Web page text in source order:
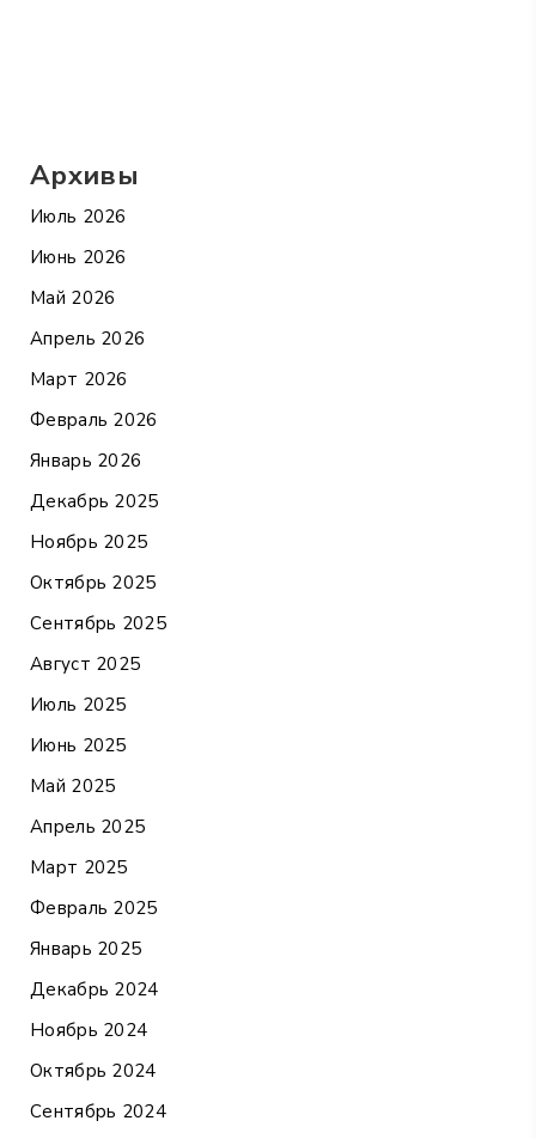
Архивы
Июль 2026
Июнь 2026
Май 2026
Апрель 2026
Март 2026
Февраль 2026
Январь 2026
Декабрь 2025
Ноябрь 2025
Октябрь 2025
Сентябрь 2025
Август 2025
Июль 2025
Июнь 2025
Май 2025
Апрель 2025
Март 2025
Февраль 2025
Январь 2025
Декабрь 2024
Ноябрь 2024
Октябрь 2024
Сентябрь 2024